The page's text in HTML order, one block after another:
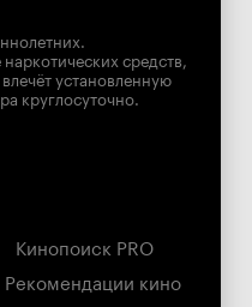
средств,
установленную
круглосуточно.
Кинопоиск PRO
Рекомендации кино